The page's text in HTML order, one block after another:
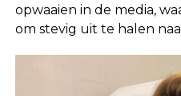
opwaaien in de media,
om stevig uit te halen